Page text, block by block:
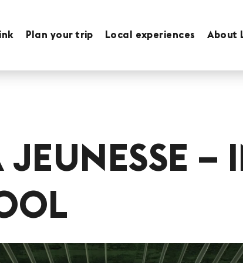
Plan your trip Local experiences About
JEUNESSE –